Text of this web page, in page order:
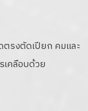
รงตัดเปียก คมและ
เคลือบด้วย